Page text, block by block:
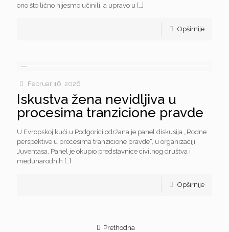
ono što lično nijesmo učinili, a upravo u […]
Opširnije
Februar 16, 2026
Iskustva žena nevidljiva u
procesima tranzicione pravde
U Evropskoj kući u Podgorici održana je panel diskusija „Rodne
perspektive u procesima tranzicione pravde“, u organizaciji
Juventasa. Panel je okupio predstavnice civilnog društva i
međunarodnih […]
Opširnije
Prethodna